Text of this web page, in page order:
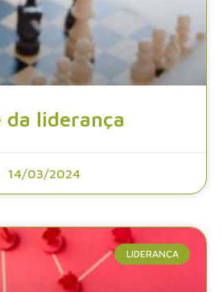
da liderança
14/03/2024
LIDERANÇA